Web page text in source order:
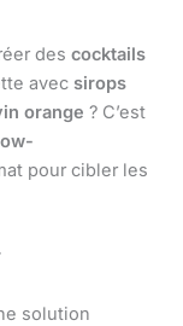
des cocktails
avec sirops
orange ? C’est
pour cibler les
solution